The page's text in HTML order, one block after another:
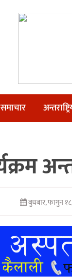
समाचार
बुधबार, फागुन